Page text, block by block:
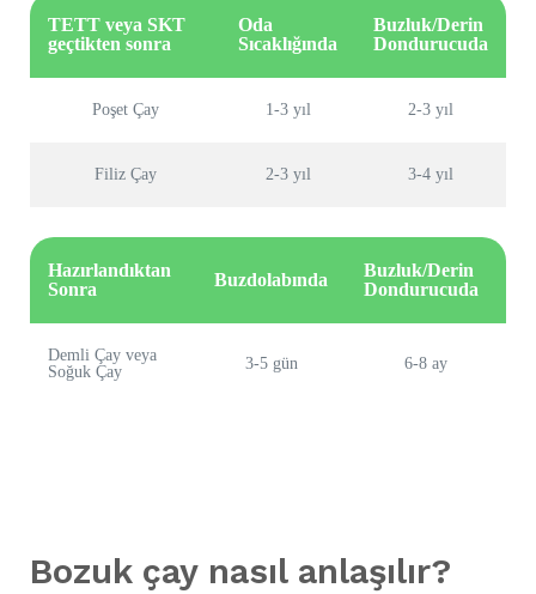
TETT veya SKT
geçtikten sonra
Oda
Sıcaklığında
Buzluk/Derin
Dondurucuda
Poşet Çay 1-3 yıl 2-3 yıl
Filiz Çay 2-3 yıl 3-4 yıl
Hazırlandıktan
Sonra
Buzdolabında
Buzluk/Derin
Dondurucuda
Demli Çay veya
Soğuk Çay
3-5 gün 6-8 ay
Bozuk çay nasıl anlaşılır?